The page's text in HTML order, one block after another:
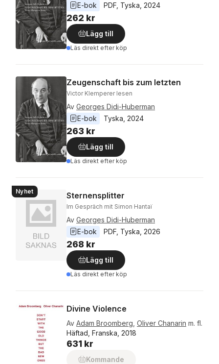
E-bok
PDF Tyska 2024
262 kr
Lägg till
Läs direkt efter köp
Zeugenschaft bis zum letzten
Victor Klemperer lesen
Av Georges Didi-Huberman
E-bok
Tyska 2024
263 kr
Lägg till
Läs direkt efter köp
Nyhet Sternensplitter
Im Gespräch mit Simon Hantaï
Av Georges Didi-Huberman
E-bok
PDF Tyska 2026
268 kr
Lägg till
Läs direkt efter köp
Divine Violence
Av Adam Broomberg Oliver Chanarin m. fl.
Häftad, Franska, 2018
631 kr
Kommande